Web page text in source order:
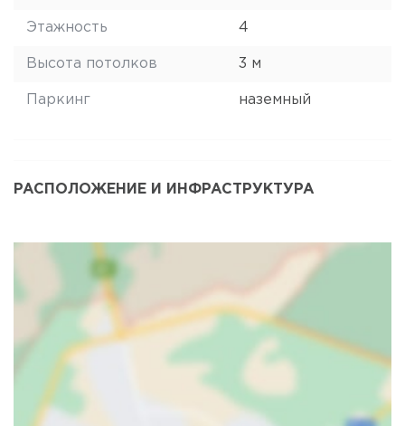
Этажность 4
Высота потолков 3 м
Паркинг наземный
РАСПОЛОЖЕНИЕ И ИНФРАСТРУКТУРА